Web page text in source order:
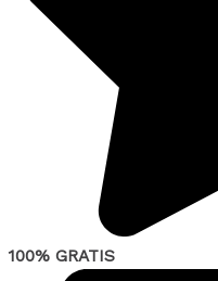
100% GRATIS